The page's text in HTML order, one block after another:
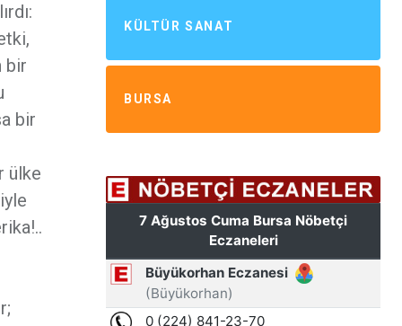
bir
bir
ülke
KÜLTÜR SANAT
BURSA